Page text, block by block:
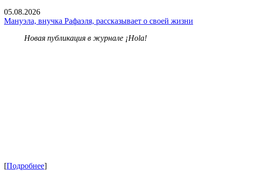
05.08.2026
Мануэла, внучка Рафаэля, рассказывает о своей жизни
Новая публикация в журнале ¡Hola!
[Подробнее]